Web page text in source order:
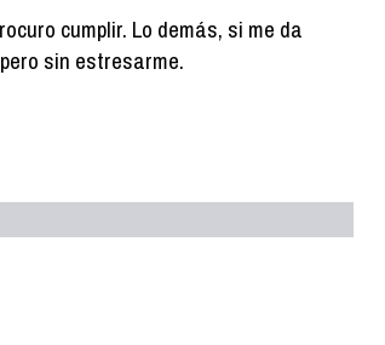
cumplir. Lo demás, si me da
sin estresarme.